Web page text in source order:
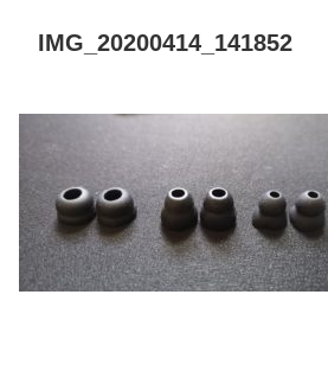
IMG_20200414_141852